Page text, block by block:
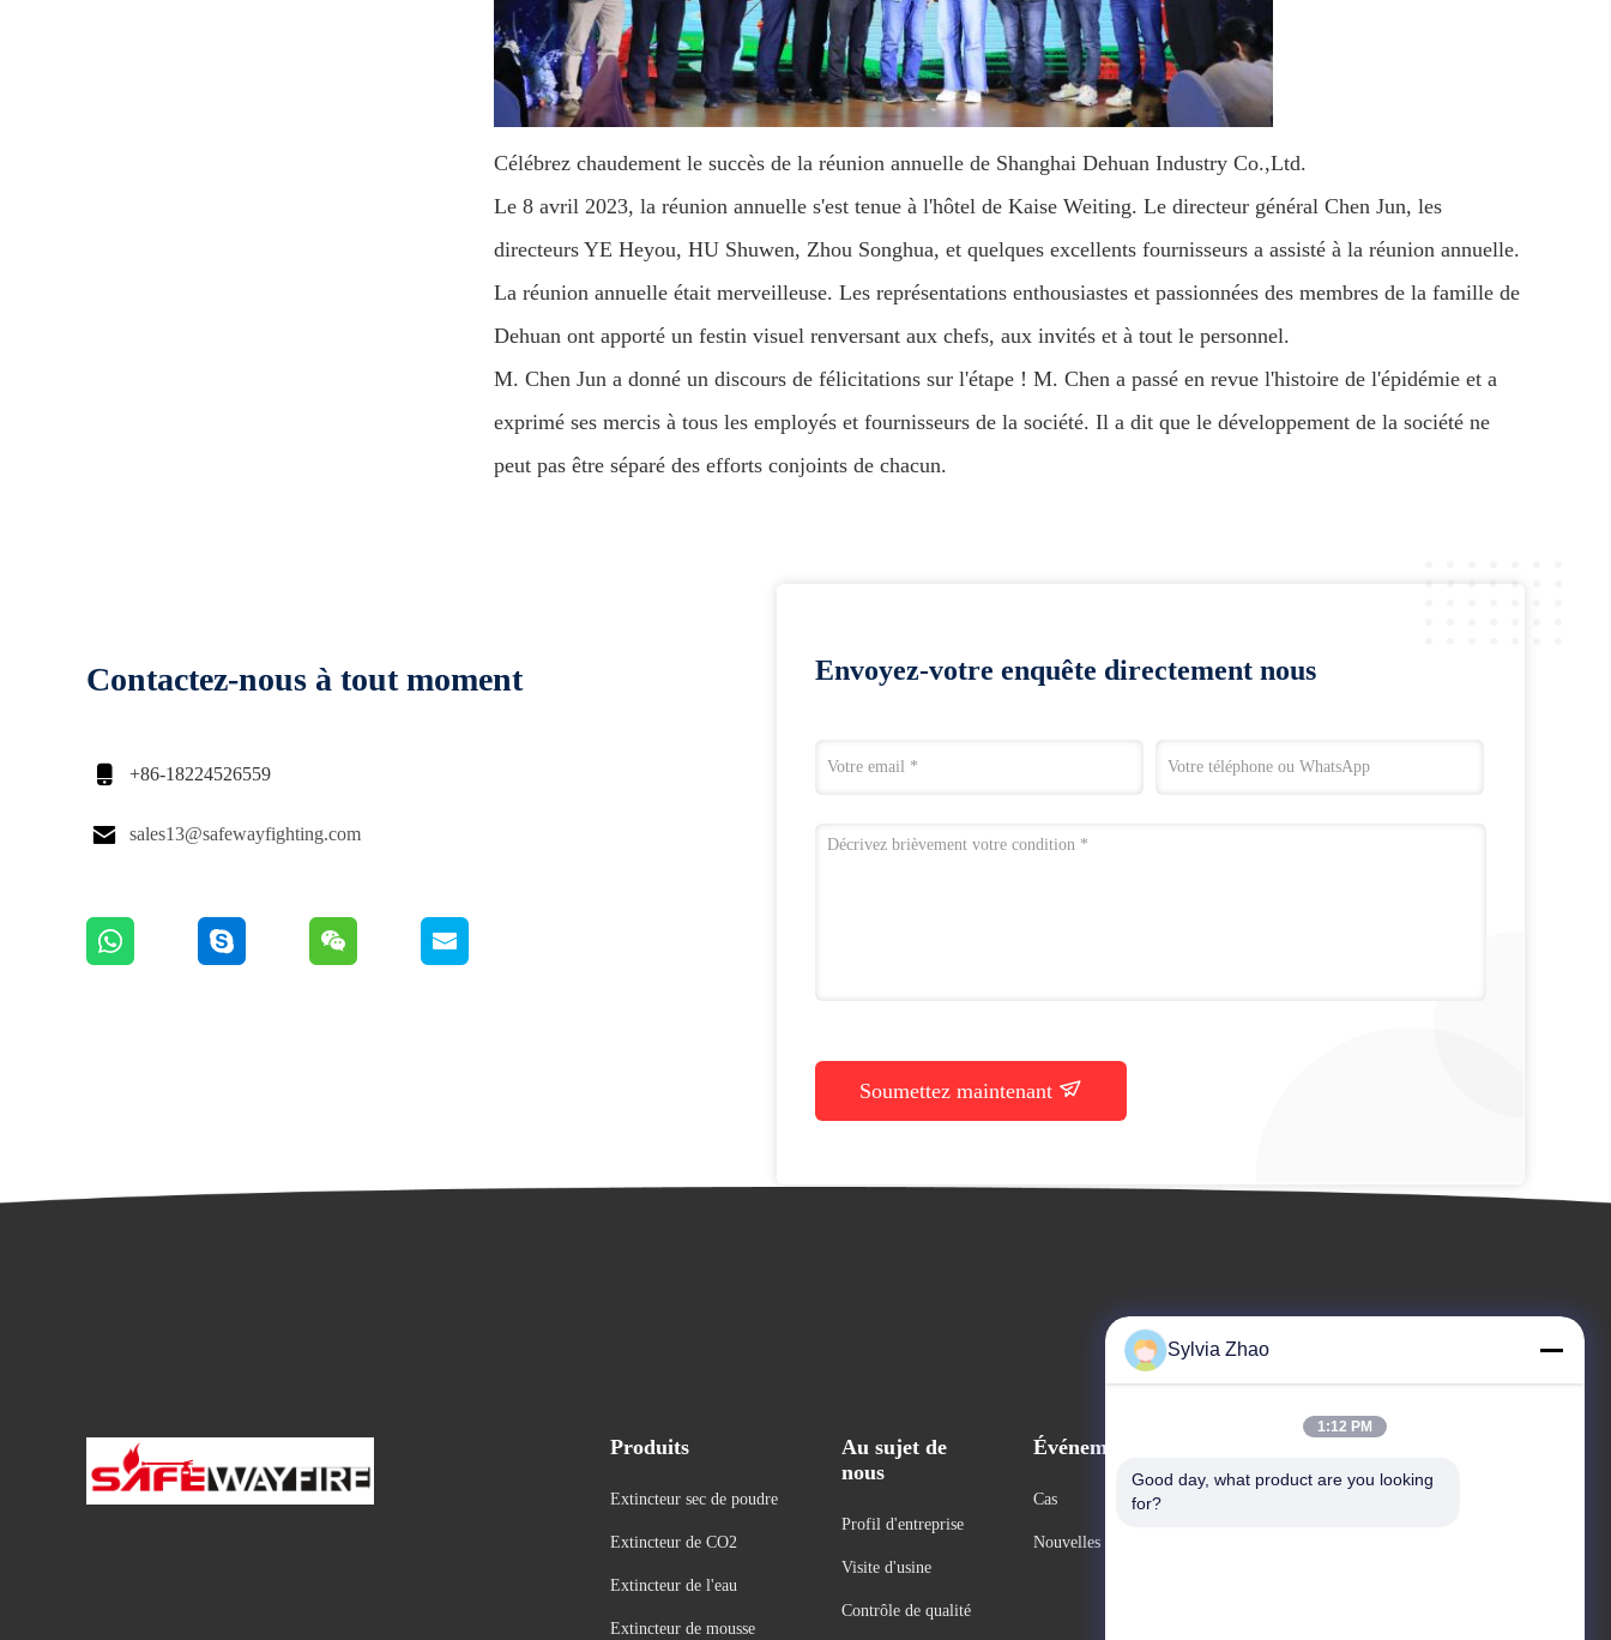
Célébrez chaudement le succès de la réunion annuelle de Shanghai Dehuan Industry Co.,Ltd.
Le 8 avril 2023, la réunion annuelle s'est tenue à l'hôtel de Kaise Weiting. Le directeur général Chen Jun, les
directeurs YE Heyou, HU Shuwen, Zhou Songhua, et quelques excellents fournisseurs a assisté à la réunion annuelle.
La réunion annuelle était merveilleuse. Les représentations enthousiastes et passionnées des membres de la famille de
Dehuan ont apporté un festin visuel renversant aux chefs, aux invités et à tout le personnel.
M. Chen Jun a donné un discours de félicitations sur l'étape ! M. Chen a passé en revue l'histoire de l'épidémie et a
exprimé ses mercis à tous les employés et fournisseurs de la société. Il a dit que le développement de la société ne
peut pas être séparé des efforts conjoints de chacun.
Contactez-nous à tout moment
 +86-18224526559
 sales13@safewayfighting.com
Envoyez-votre enquête directement nous
Soumettez maintenant
Produits
Extincteur sec de poudre
Extincteur de CO2
Extincteur de l'eau
Extincteur de mousse
Au sujet de
nous
Profil d'entreprise
Visite d'usine
Contrôle de qualité
Événements
Cas
Nouvelles
Sylvia Zhao
1:12 PM
Good day, what product are you looking
for?